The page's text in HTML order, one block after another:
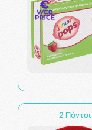
2 Πόντοι